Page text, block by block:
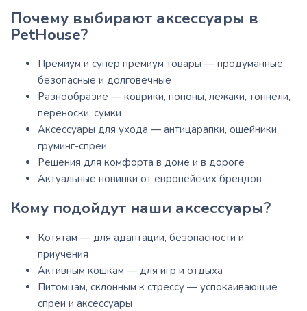
Почему выбирают аксессуары в
PetHouse?
Премиум и супер премиум товары — продуманные,
безопасные и долговечные
Разнообразие — коврики, попоны, лежаки, тоннели,
переноски, сумки
Аксессуары для ухода — антицарапки, ошейники,
груминг-спреи
Решения для комфорта в доме и в дороге
Актуальные новинки от европейских брендов
Кому подойдут наши аксессуары?
Котятам — для адаптации, безопасности и
приучения
Активным кошкам — для игр и отдыха
Питомцам, склонным к стрессу — успокаивающие
спреи и аксессуары